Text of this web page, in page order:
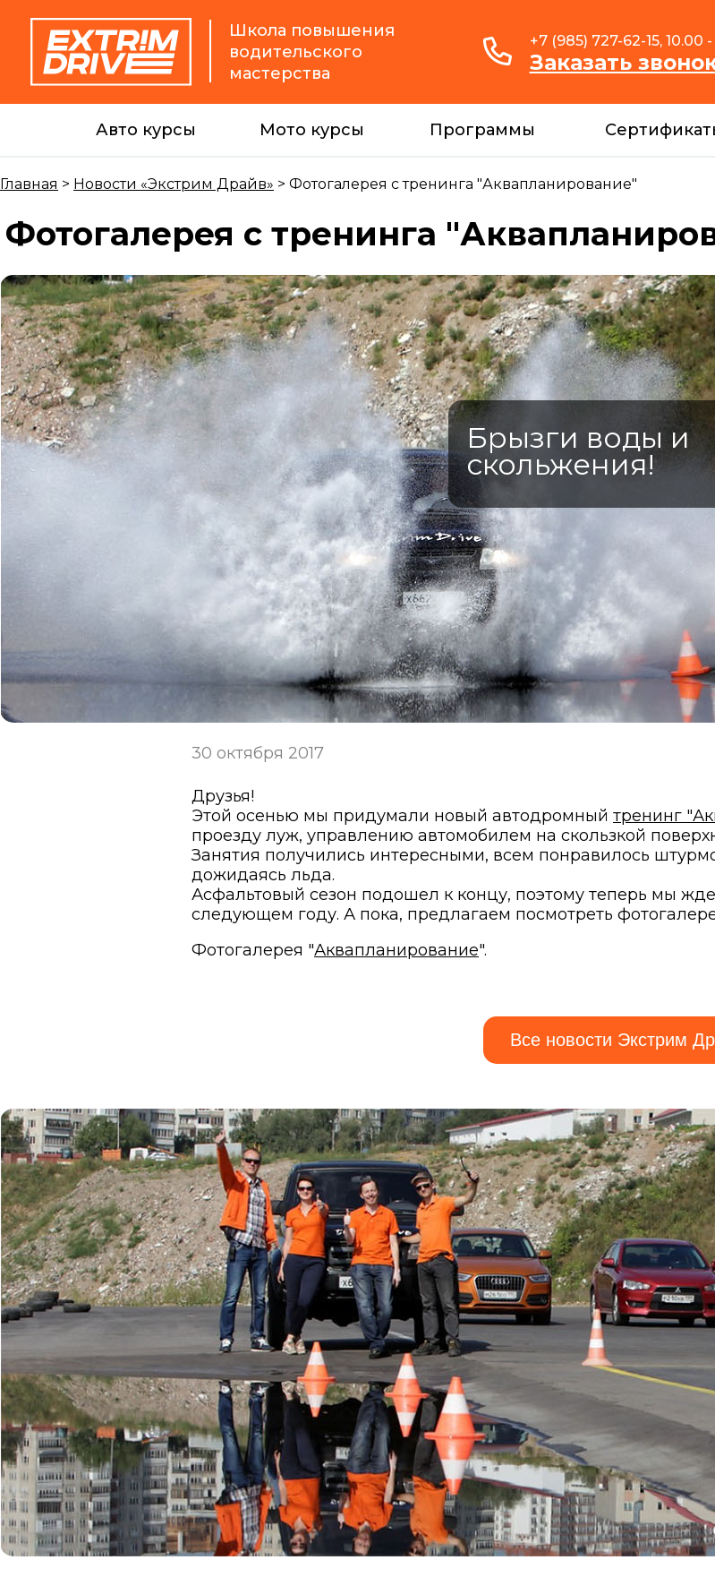
Школа повышения
водительского
мастерства
+7 (985) 727-62-15, 10.00 -
Заказать
Авто курсы Мото курсы Программы
Главная > Новости «Экстрим Драйв» > Фотогалерея с тренинга "Аквапланирование"
Фотогалерея с тренинга
Брызги воды и
скольжения!
30 октября 2017
Друзья!
Этой осенью мы придумали новый автодромный тренинг
проезду луж, управлению автомобилем на скользкой
Занятия получились интересными, всем понравилось
дожидаясь льда.
Асфальтовый сезон подошел к концу, поэтому теперь мы
следующем году. А пока, предлагаем посмотреть
Фотогалерея "Аквапланирование".